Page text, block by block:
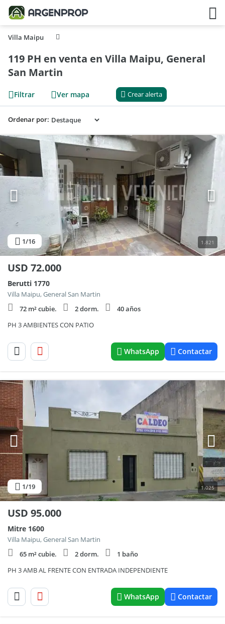
Villa Maipu
119 PH en venta en Villa Maipu, General
San Martin
Filtrar Ver mapa Crear alerta
Ordenar por:
1/16 1.821
USD 72.000
Berutti 1770
Villa Maipu, General San Martin
72 m² cubie.
2 dorm.
40 años
PH 3 AMBIENTES CON PATIO
WhatsApp Contactar
1/19 1.025
USD 95.000
Mitre 1600
Villa Maipu, General San Martin
65 m² cubie.
2 dorm.
1 baño
PH 3 AMB AL FRENTE CON ENTRADA INDEPENDIENTE
WhatsApp Contactar